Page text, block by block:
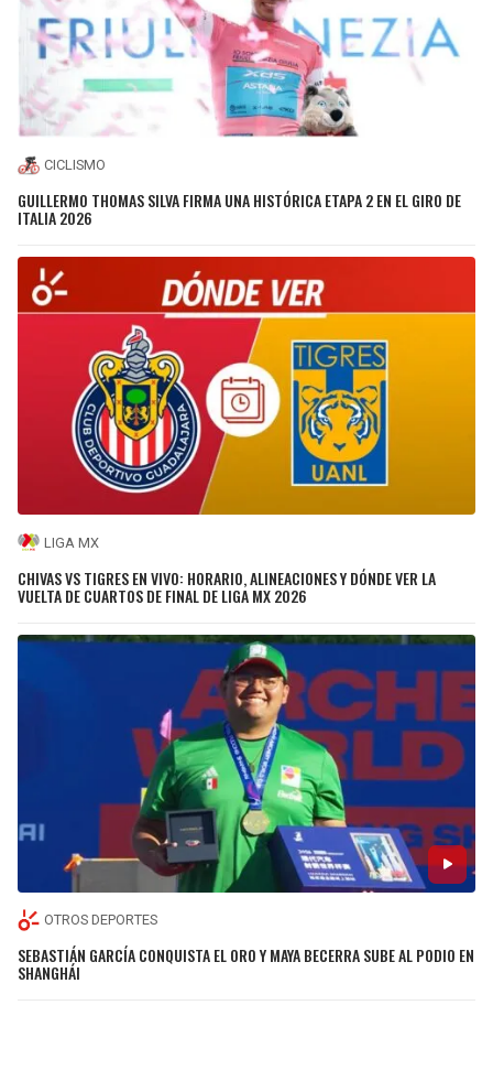
CICLISMO
GUILLERMO THOMAS SILVA FIRMA UNA HISTÓRICA ETAPA 2 EN EL GIRO DE
ITALIA 2026
LIGA MX
CHIVAS VS TIGRES EN VIVO: HORARIO, ALINEACIONES Y DÓNDE VER LA
VUELTA DE CUARTOS DE FINAL DE LIGA MX 2026
OTROS DEPORTES
SEBASTIÁN GARCÍA CONQUISTA EL ORO Y MAYA BECERRA SUBE AL PODIO EN
SHANGHÁI